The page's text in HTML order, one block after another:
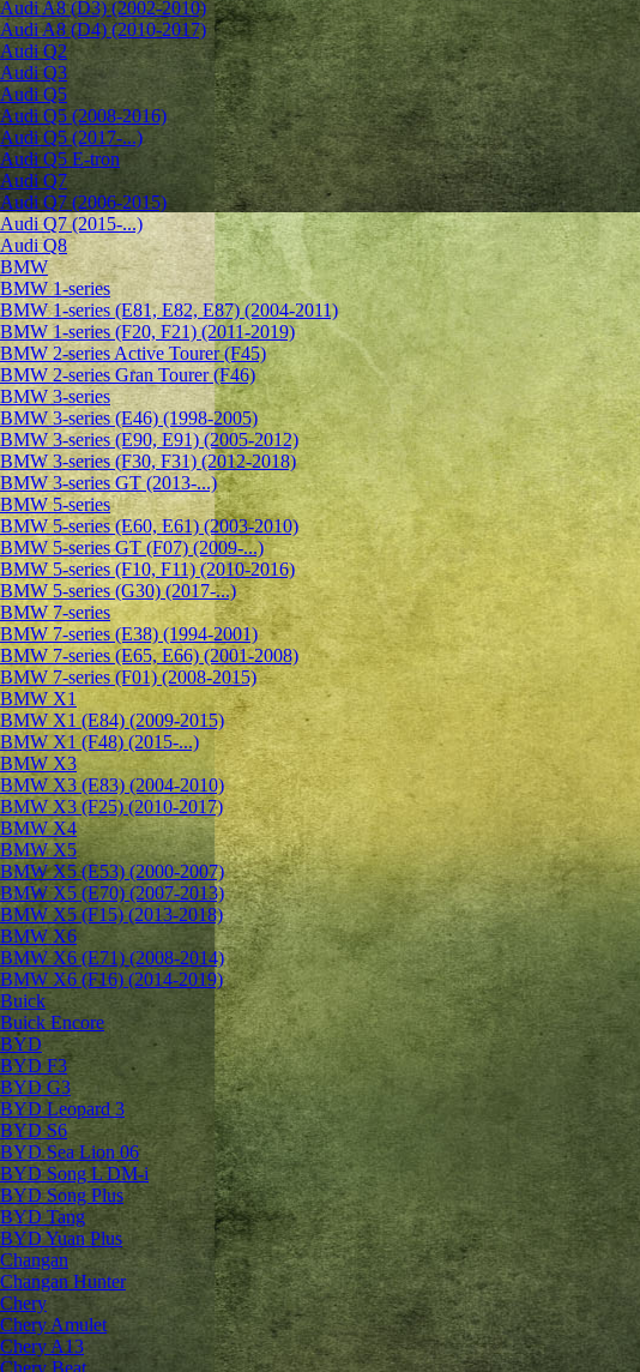
Audi A8 (D3) (2002-2010)
Audi A8 (D4) (2010-2017)
Audi Q2
Audi Q3
Audi Q5
Audi Q5 (2008-2016)
Audi Q5 (2017-...)
Audi Q5 E-tron
Audi Q7
Audi Q7 (2006-2015)
Audi Q7 (2015-...)
Audi Q8
BMW
BMW 1-series
BMW 1-series (E81, E82, E87) (2004-2011)
BMW 1-series (F20, F21) (2011-2019)
BMW 2-series Active Tourer (F45)
BMW 2-series Gran Tourer (F46)
BMW 3-series
BMW 3-series (E46) (1998-2005)
BMW 3-series (E90, E91) (2005-2012)
BMW 3-series (F30, F31) (2012-2018)
BMW 3-series GT (2013-...)
BMW 5-series
BMW 5-series (E60, E61) (2003-2010)
BMW 5-series GT (F07) (2009-...)
BMW 5-series (F10, F11) (2010-2016)
BMW 5-series (G30) (2017-...)
BMW 7-series
BMW 7-series (E38) (1994-2001)
BMW 7-series (E65, E66) (2001-2008)
BMW 7-series (F01) (2008-2015)
BMW X1
BMW X1 (E84) (2009-2015)
BMW X1 (F48) (2015-...)
BMW X3
BMW X3 (E83) (2004-2010)
BMW X3 (F25) (2010-2017)
BMW X4
BMW X5
BMW X5 (E53) (2000-2007)
BMW X5 (E70) (2007-2013)
BMW X5 (F15) (2013-2018)
BMW X6
BMW X6 (E71) (2008-2014)
BMW X6 (F16) (2014-2019)
Buick
Buick Encore
BYD
BYD F3
BYD G3
BYD Leopard 3
BYD S6
BYD Sea Lion 06
BYD Song L DM-i
BYD Song Plus
BYD Tang
BYD Yuan Plus
Changan
Changan Hunter
Chery
Chery Amulet
Chery A13
Chery Beat